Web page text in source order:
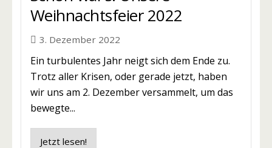
Weihnachtsfeier 2022
3. Dezember 2022
Ein turbulentes Jahr neigt sich dem Ende zu.
Trotz aller Krisen, oder gerade jetzt, haben
wir uns am 2. Dezember versammelt, um das
bewegte...
Jetzt lesen!